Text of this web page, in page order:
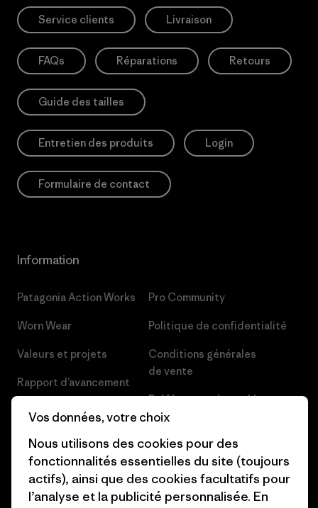
Service clients Livraison
FAQs Réparations Retours
Guide des tailles
Entretien des produits Login
Formulaire de contact
Information
Patagonia Action Works
Worn Wear
Valeurs et projets
Rapport d’avancement
Business Unusual
Objectifs climatiques
1% For The Planet
Comment nous finançons
Pro Community
Politique de confidentialité
Conditions générales
de vente
Préférences de cookie
Presse et media
Industry program
Vos données, votre choix
Nous utilisons des cookies pour des
fonctionnalités essentielles du site (toujours
actifs), ainsi que des cookies facultatifs pour
l’analyse et la publicité personnalisée. En